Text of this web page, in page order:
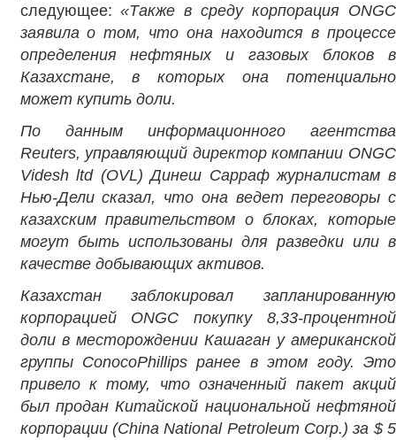
следующее:«Также в среду корпорация ONGC
заявила о том, что она находится в процессе
определения нефтяных и газовых блоков в
Казахстане, в которых она потенциально
может купить доли.
По данным информационного агентства
Reuters, управляющий директор компании ONGC
Videshltd (OVL) Динеш Сарраф журналистам в
Нью-Дели сказал, что она ведет переговоры с
казахским правительством о блоках, которые
могут быть использованы для разведки или в
качестве добывающих активов.
Казахстан заблокировал запланированную
корпорацией ONGC покупку 8,33-процентной
доли в месторождении Кашаган у американской
группы ConocoPhillips ранее в этом году. Это
привело к тому, что означенный пакет акций
был продан Китайской национальной нефтяной
корпорации (ChinaNational Petroleum Corp.) за $ 5